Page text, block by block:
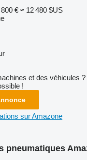
800 € ≈ 12 480 $US
et des véhicules ?
!
sur Amazone
pneumatiques